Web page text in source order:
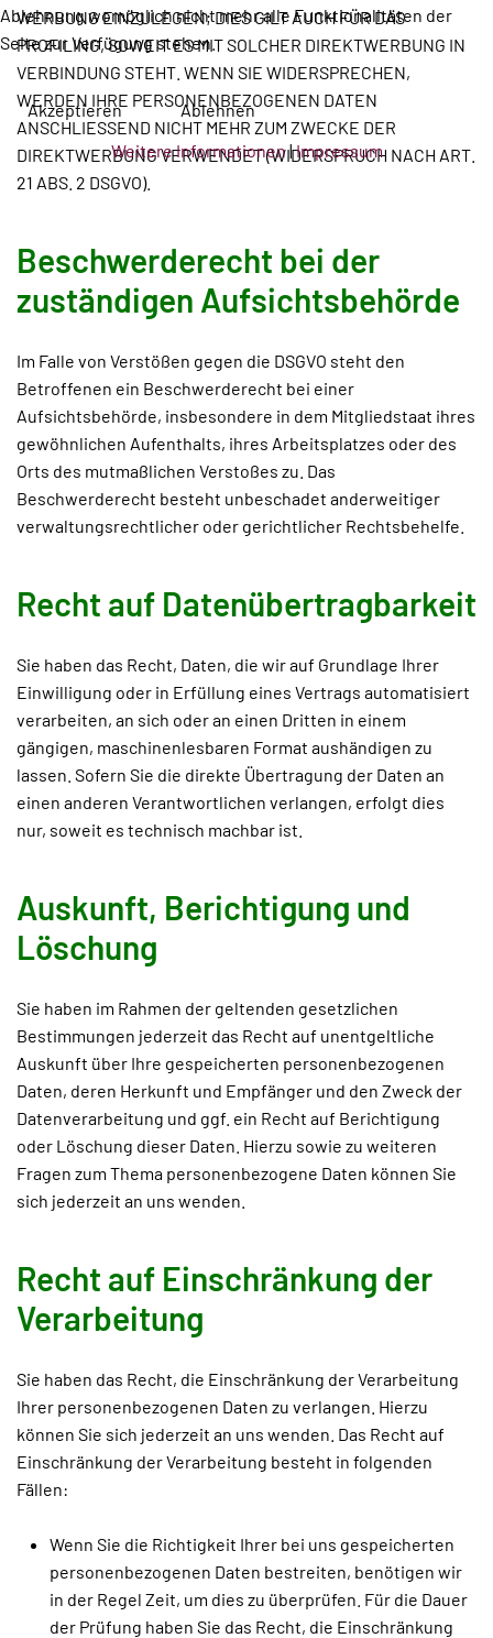
WERBUNG EINZULEGEN; DIES GILT AUCH FÜR DAS
PROFILING, SOWEIT ES MIT SOLCHER DIREKTWERBUNG IN
VERBINDUNG STEHT. WENN SIE WIDERSPRECHEN,
WERDEN IHRE PERSONENBEZOGENEN DATEN
ANSCHLIESSEND NICHT MEHR ZUM ZWECKE DER
DIREKTWERBUNG VERWENDET (WIDERSPRUCH NACH ART.
21 ABS. 2 DSGVO).
Beschwerde­recht bei der
zuständigen Aufsichts­behörde
Im Falle von Verstößen gegen die DSGVO steht den
Betroffenen ein Beschwerderecht bei einer
Aufsichtsbehörde, insbesondere in dem Mitgliedstaat ihres
gewöhnlichen Aufenthalts, ihres Arbeitsplatzes oder des
Orts des mutmaßlichen Verstoßes zu. Das
Beschwerderecht besteht unbeschadet anderweitiger
verwaltungsrechtlicher oder gerichtlicher Rechtsbehelfe.
Recht auf Daten­übertrag­barkeit
Sie haben das Recht, Daten, die wir auf Grundlage Ihrer
Einwilligung oder in Erfüllung eines Vertrags automatisiert
verarbeiten, an sich oder an einen Dritten in einem
gängigen, maschinenlesbaren Format aushändigen zu
lassen. Sofern Sie die direkte Übertragung der Daten an
einen anderen Verantwortlichen verlangen, erfolgt dies
nur, soweit es technisch machbar ist.
Auskunft, Berichtigung und
Löschung
Sie haben im Rahmen der geltenden gesetzlichen
Bestimmungen jederzeit das Recht auf unentgeltliche
Auskunft über Ihre gespeicherten personenbezogenen
Daten, deren Herkunft und Empfänger und den Zweck der
Datenverarbeitung und ggf. ein Recht auf Berichtigung
oder Löschung dieser Daten. Hierzu sowie zu weiteren
Fragen zum Thema personenbezogene Daten können Sie
sich jederzeit an uns wenden.
Recht auf Einschränkung der
Verarbeitung
Sie haben das Recht, die Einschränkung der Verarbeitung
Ihrer personenbezogenen Daten zu verlangen. Hierzu
können Sie sich jederzeit an uns wenden. Das Recht auf
Einschränkung der Verarbeitung besteht in folgenden
Fällen:
Wenn Sie die Richtigkeit Ihrer bei uns gespeicherten
personenbezogenen Daten bestreiten, benötigen wir
in der Regel Zeit, um dies zu überprüfen. Für die Dauer
der Prüfung haben Sie das Recht, die Einschränkung
Ablehnung womöglich nicht mehr alle Funktionalitäten der
Seite zur Verfügung stehen.
Akzeptieren
Ablehnen
Weitere Informationen|Impressum